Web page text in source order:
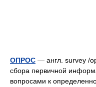
ОПРОС — англ. survey /
сбора первичной
вопросами к